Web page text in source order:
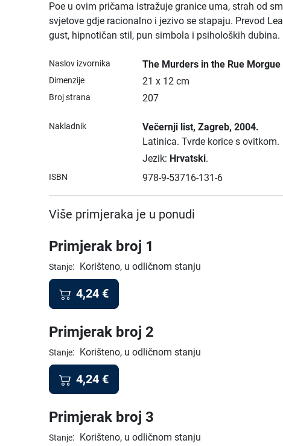
Poe u ovim pričama istražuje granice uma, strah od
svjetove gdje racionalno i jezivo se stapaju. Prevod
gust, hipnotičan stil, pun simbola i psiholoških dubina.
Naslov izvornika The Murders in the Rue Morgue
Dimenzije 21 x 12 cm
Broj strana 207
Nakladnik Večernji list, Zagreb, 2004.
Latinica. Tvrde korice s ovitkom.
Jezik: Hrvatski.
ISBN 978-9-53716-131-6
Više primjeraka je u ponudi
Primjerak broj 1
Stanje: Korišteno, u odličnom stanju
4,24 €
Primjerak broj 2
Stanje: Korišteno, u odličnom stanju
4,24 €
Primjerak broj 3
Stanje: Korišteno, u odličnom stanju